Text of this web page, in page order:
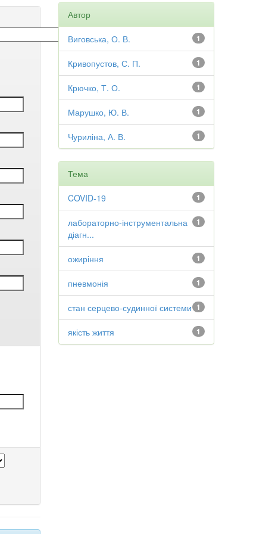
Автор
1
Виговська, О. В.
1
Кривопустов, С. П.
1
Крючко, Т. О.
1
Марушко, Ю. В.
1
Чуриліна, А. В.
Тема
1
COVID-19
1
лабораторно-інструментальна
діагн...
1
ожиріння
1
пневмонія
1
стан серцево-судинної системи
1
якість життя